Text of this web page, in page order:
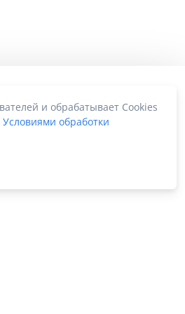
и обрабатывает Cookies
Условиями обработки